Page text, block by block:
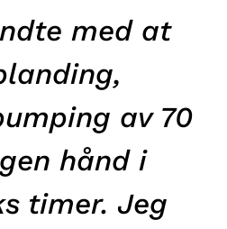
med at
av 70
hånd i
timer. Jeg